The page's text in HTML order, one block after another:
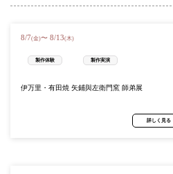
8/7(金)〜 8/13(木)
製作体験 製作実演
伊万里・有田焼 矢鋪與左衛門窯 師弟展
詳しく見る